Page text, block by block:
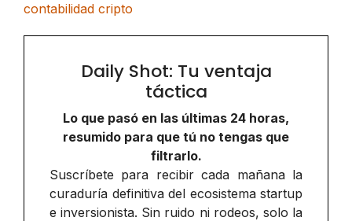
contabilidad cripto
Daily Shot: Tu ventaja
táctica
Lo que pasó en las últimas 24 horas,
resumido para que tú no tengas que
filtrarlo.
Suscríbete para recibir cada mañana la
curaduría definitiva del ecosistema startup
e inversionista. Sin ruido ni rodeos, solo la